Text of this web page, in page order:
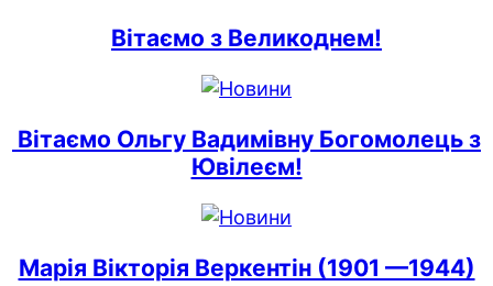
Вітаємо з Великоднем!
Вітаємо Ольгу Вадимівну Богомолець з
Ювілеєм!
Марія Вікторія Веркентін (1901 —1944)